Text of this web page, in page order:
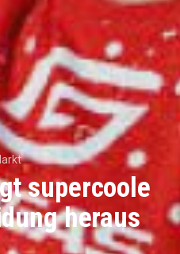
supercoole
heraus